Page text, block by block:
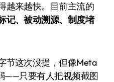
越来越快。目前主流的
记、被动溯源、制度堵
节这次没提，但像Meta
——只要有人把视频截图